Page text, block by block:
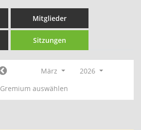
Mitglieder
Sitzungen
März
2026
Gremium auswählen